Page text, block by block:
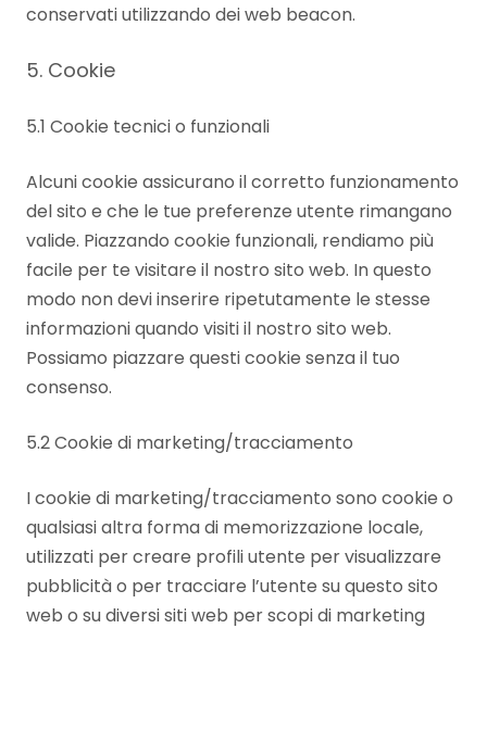
conservati utilizzando dei web beacon.
5. Cookie
5.1 Cookie tecnici o funzionali
Alcuni cookie assicurano il corretto funzionamento
del sito e che le tue preferenze utente rimangano
valide. Piazzando cookie funzionali, rendiamo più
facile per te visitare il nostro sito web. In questo
modo non devi inserire ripetutamente le stesse
informazioni quando visiti il nostro sito web.
Possiamo piazzare questi cookie senza il tuo
consenso.
5.2 Cookie di marketing/tracciamento
I cookie di marketing/tracciamento sono cookie o
qualsiasi altra forma di memorizzazione locale,
utilizzati per creare profili utente per visualizzare
pubblicità o per tracciare l’utente su questo sito
web o su diversi siti web per scopi di marketing